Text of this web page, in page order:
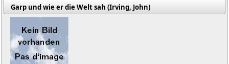
Garp und wie er die Welt sah (Irving, John)